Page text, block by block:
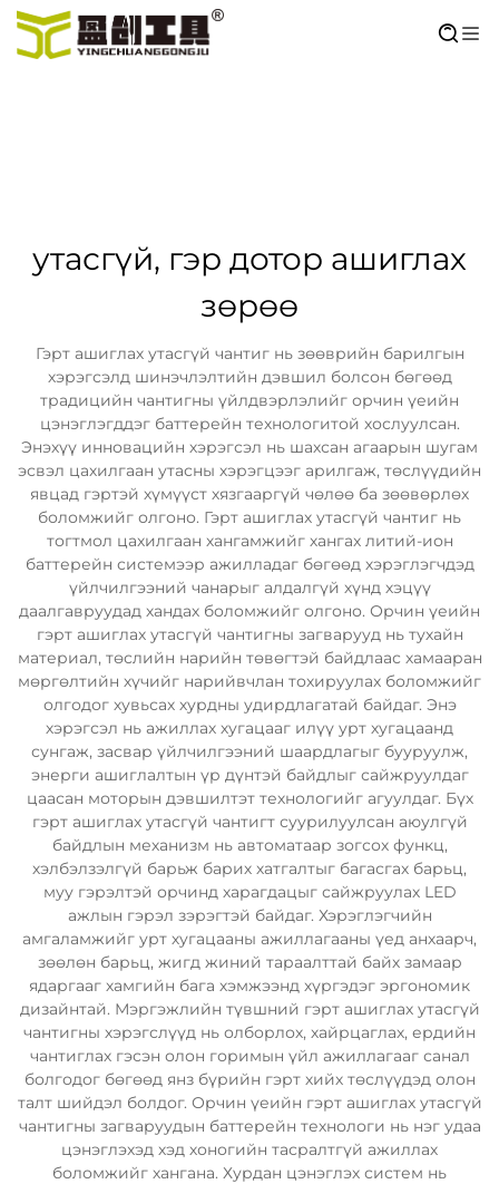
утасгүй, гэр дотор ашиглах
зөрөө
Гэрт ашиглах утасгүй чантиг нь зөөврийн барилгын
хэрэгсэлд шинэчлэлтийн дэвшил болсон бөгөөд
традицийн чантигны үйлдвэрлэлийг орчин үеийн
цэнэглэгддэг баттерейн технологитой хослуулсан.
Энэхүү инновацийн хэрэгсэл нь шахсан агаарын шугам
эсвэл цахилгаан утасны хэрэгцээг арилгаж, төслүүдийн
явцад гэртэй хүмүүст хязгааргүй чөлөө ба зөөвөрлөх
боломжийг олгоно. Гэрт ашиглах утасгүй чантиг нь
тогтмол цахилгаан хангамжийг хангах литий-ион
баттерейн системээр ажилладаг бөгөөд хэрэглэгчдэд
үйлчилгээний чанарыг алдалгүй хүнд хэцүү
даалгавруудад хандах боломжийг олгоно. Орчин үеийн
гэрт ашиглах утасгүй чантигны загварууд нь тухайн
материал, төслийн нарийн төвөгтэй байдлаас хамааран
мөргөлтийн хүчийг нарийвчлан тохируулах боломжийг
олгодог хувьсах хурдны удирдлагатай байдаг. Энэ
хэрэгсэл нь ажиллах хугацааг илүү урт хугацаанд
сунгаж, засвар үйлчилгээний шаардлагыг бууруулж,
энерги ашиглалтын үр дүнтэй байдлыг сайжруулдаг
цаасан моторын дэвшилтэт технологийг агуулдаг. Бүх
гэрт ашиглах утасгүй чантигт суурилуулсан аюулгүй
байдлын механизм нь автоматаар зогсох функц,
хэлбэлзэлгүй барьж барих хатгалтыг багасгах барьц,
муу гэрэлтэй орчинд харагдацыг сайжруулах LED
ажлын гэрэл зэрэгтэй байдаг. Хэрэглэгчийн
амгаламжийг урт хугацааны ажиллагааны үед анхаарч,
зөөлөн барьц, жигд жиний тараалттай байх замаар
ядаргааг хамгийн бага хэмжээнд хүргэдэг эргономик
дизайнтай. Мэргэжлийн түвшний гэрт ашиглах утасгүй
чантигны хэрэгслүүд нь олборлох, хайрцаглах, ердийн
чантиглах гэсэн олон горимын үйл ажиллагааг санал
болгодог бөгөөд янз бүрийн гэрт хийх төслүүдэд олон
талт шийдэл болдог. Орчин үеийн гэрт ашиглах утасгүй
чантигны загваруудын баттерейн технологи нь нэг удаа
цэнэглэхэд хэд хоногийн тасралтгүй ажиллах
боломжийг хангана. Хурдан цэнэглэх систем нь